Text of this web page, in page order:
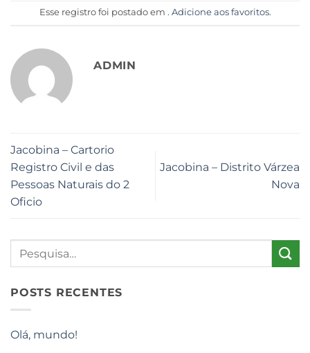
Esse registro foi postado em . Adicione aos favoritos.
ADMIN
Jacobina – Cartorio
Registro Civil e das
Pessoas Naturais do 2
Oficio
Jacobina – Distrito Várzea
Nova
POSTS RECENTES
Olá, mundo!